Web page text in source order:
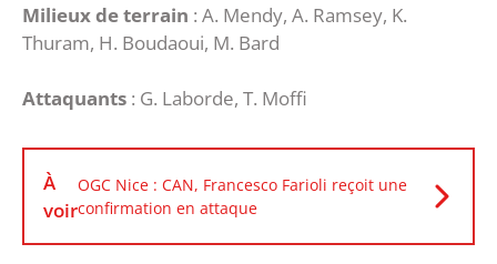
Milieux de terrain : A. Mendy, A. Ramsey, K.
Thuram, H. Boudaoui, M. Bard
Attaquants : G. Laborde, T. Moffi
À
voir
OGC Nice : CAN, Francesco Farioli reçoit une
confirmation en attaque